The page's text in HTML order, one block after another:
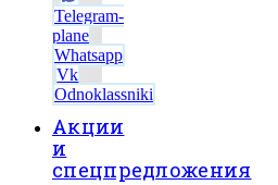
Telegram-
plane
Whatsapp
Vk
Odnoklassniki
Акции
и
спецпредложения